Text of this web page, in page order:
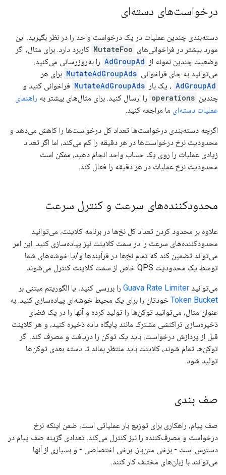
درخواست‌های دسته‌ای
دسته‌بندی چندین عملیات در یک درخواست واحد را در نظر بگیرید. این
مورد بیشتر در فراخوانی‌های MutateFoo کاربرد دارد. برای مثال، اگر
وضعیت چندین نمونه از AdGroupAd را به‌روزرسانی می‌کنید،
می‌توانید به جای فراخوانی MutateAdGroupAds برای هر
AdGroupAd ، یک بار MutateAdGroupAds فراخوانی کنید و
چندین operations را ارسال کنید. برای مثال‌های بیشتر به راهنمای
عملیات دسته‌ای ما مراجعه کنید.
اگرچه دسته‌بندی درخواست‌ها تعداد کل درخواست‌ها را کاهش می‌دهد و
محدودیت نرخ درخواست‌ها در هر دقیقه را کم می‌کند، اما اگر تعداد
زیادی عملیات را روی یک حساب واحد انجام دهید، ممکن است
محدودیت نرخ عملیات در هر دقیقه را فعال کند.
محدودکننده‌های سرعت و کنترل سرعت
علاوه بر محدود کردن تعداد کل نخ‌ها در برنامه کلاینت، می‌توانید
محدودکننده‌های سرعت را در سمت کلاینت نیز پیاده‌سازی کنید. این امر
می‌تواند تضمین کند که تمام نخ‌ها در فرآیندها و/یا خوشه‌های شما
توسط یک محدودیت QPS خاص از سمت کلاینت کنترل می‌شوند.
می‌توانید Guava Rate Limiter را بررسی کنید، یا الگوریتم مبتنی بر
Token Bucket خودتان را برای یک محیط خوشه‌ای پیاده‌سازی کنید. به
عنوان مثال، می‌توانید توکن‌ها را تولید کرده و آنها را در یک فضای
ذخیره‌سازی تراکنشی مشترک مانند پایگاه داده ذخیره کنید، و هر کلاینت
قبل از پردازش درخواست، باید یک توکن را دریافت و مصرف کند. اگر
توکن‌ها تمام شوند، کلاینت باید منتظر بماند تا دسته بعدی توکن‌ها
تولید شود.
صف بندی
صف پیام، راهکاری برای توزیع بار عملیاتی است، ضمن اینکه نرخ
درخواست و مصرف‌کننده را نیز کنترل می‌کند. تعدادی گزینه صف پیام در
دسترس است - برخی متن‌باز، برخی اختصاصی - و بسیاری از آنها
می‌توانند با زبان‌های مختلف کار کنند.